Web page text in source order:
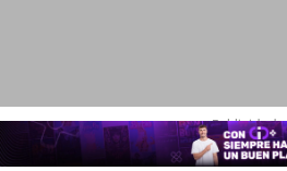
- Publicidad -